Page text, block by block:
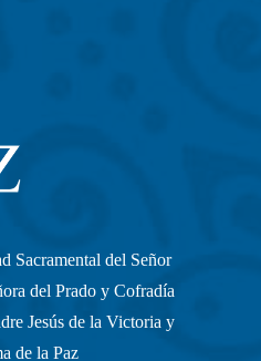
Sacramental del Señor
del Prado y Cofradía
Jesús de la Victoria y
de la Paz